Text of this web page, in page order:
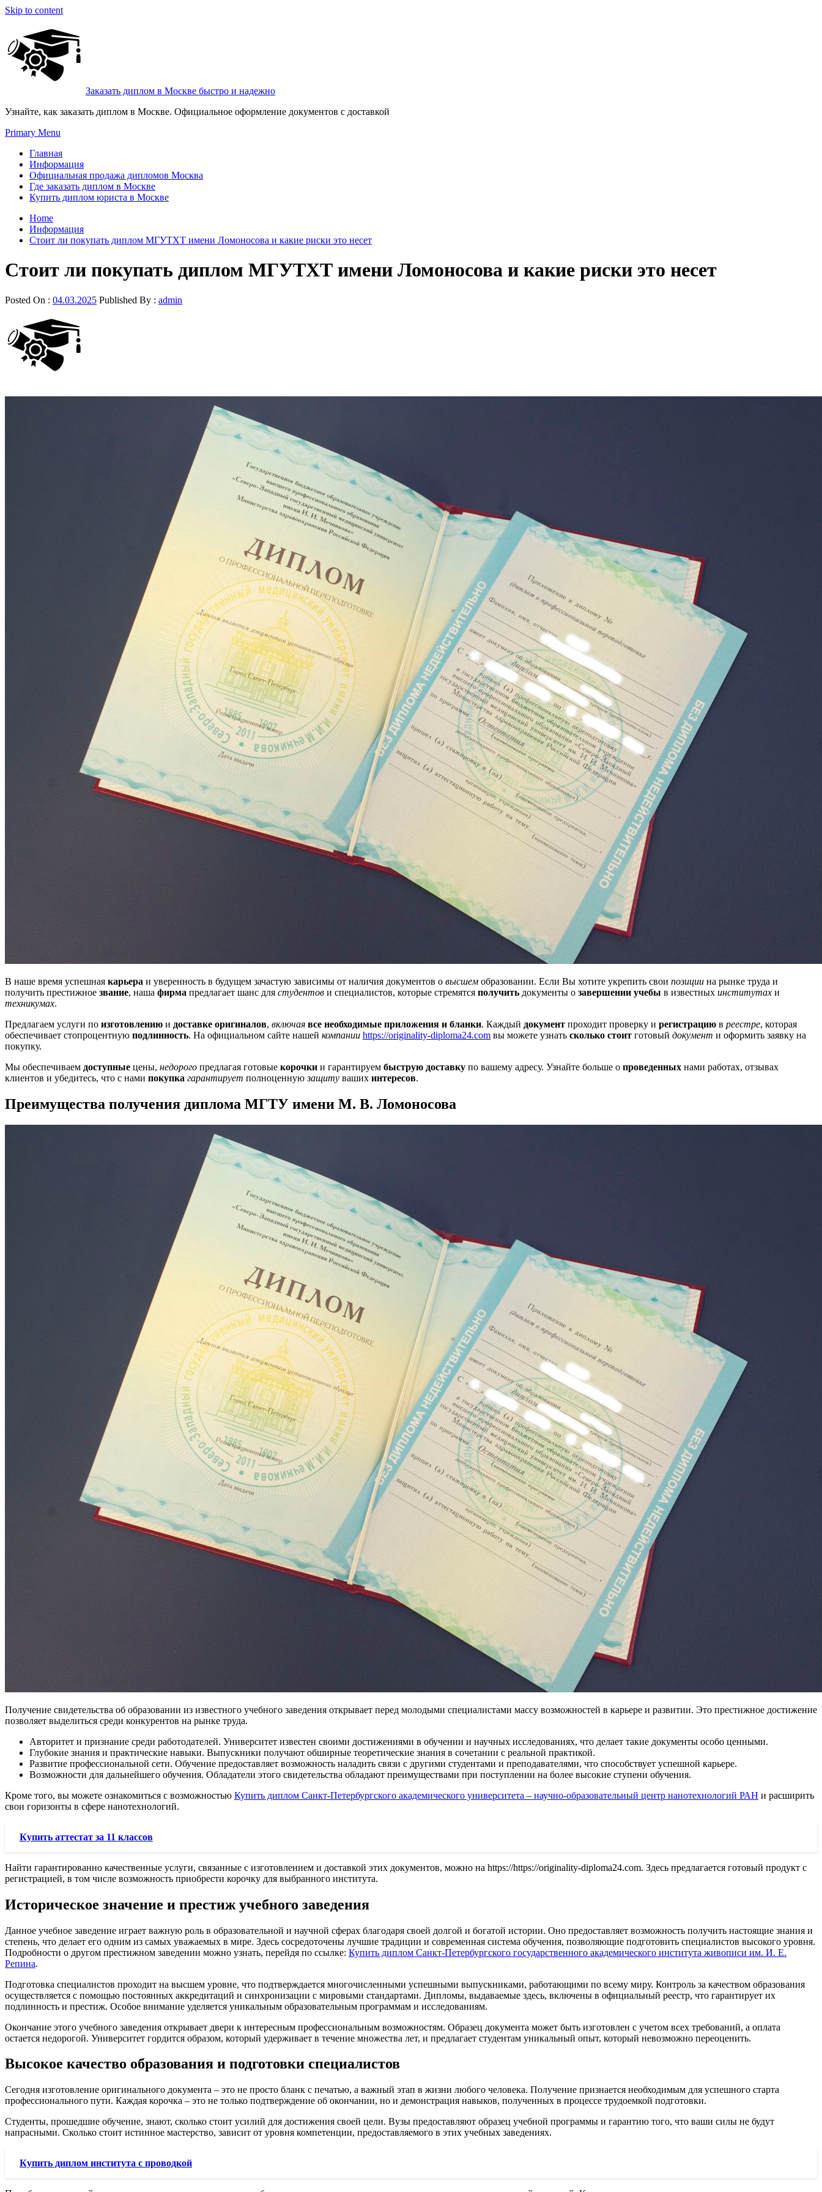
Skip to content
Заказать диплом в Москве быстро и надежно
Узнайте, как заказать диплом в Москве. Официальное оформление документов с доставкой
Primary Menu
Главная
Информация
Официальная продажа дипломов Москва
Где заказать диплом в Москве
Купить диплом юриста в Москве
Home
Информация
Стоит ли покупать диплом МГУТХТ имени Ломоносова и какие риски это несет
Стоит ли покупать диплом МГУТХТ имени Ломоносова и какие риски это несет
Posted On : 04.03.2025 Published By : admin
В наше время успешная карьера и уверенность в будущем зачастую зависимы от наличия документов о высшем образовании. Если Вы хотите укрепить свои позиции на рынке труда и
получить престижное звание, наша фирма предлагает шанс для студентов и специалистов, которые стремятся получить документы о завершении учебы в известных институтах и
техникумах.
Предлагаем услуги по изготовлению и доставке оригиналов, включая все необходимые приложения и бланки. Каждый документ проходит проверку и регистрацию в реестре, которая
обеспечивает стопроцентную подлинность. На официальном сайте нашей компании https://originality-diploma24.com вы можете узнать сколько стоит готовый документ и оформить заявку на
покупку.
Мы обеспечиваем доступные цены, недорого предлагая готовые корочки и гарантируем быструю доставку по вашему адресу. Узнайте больше о проведенных нами работах, отзывах
клиентов и убедитесь, что с нами покупка гарантирует полноценнуюзащиту ваших интересов.
Преимущества получения диплома МГТУ имени М. В. Ломоносова
Получение свидетельства об образовании из известного учебного заведения открывает перед молодыми специалистами массу возможностей в карьере и развитии. Это престижное достижение
позволяет выделиться среди конкурентов на рынке труда.
Авторитет и признание среди работодателей. Университет известен своими достижениями в обучении и научных исследованиях, что делает такие документы особо ценными.
Глубокие знания и практические навыки. Выпускники получают обширные теоретические знания в сочетании с реальной практикой.
Развитие профессиональной сети. Обучение предоставляет возможность наладить связи с другими студентами и преподавателями, что способствует успешной карьере.
Возможности для дальнейшего обучения. Обладатели этого свидетельства обладают преимуществами при поступлении на более высокие ступени обучения.
Кроме того, вы можете ознакомиться с возможностью Купить диплом Санкт-Петербургского академического университета – научно-образовательный центр нанотехнологий РАН и расширить
свои горизонты в сфере нанотехнологий.
Купить аттестат за 11 классов
Найти гарантированно качественные услуги, связанные с изготовлением и доставкой этих документов, можно на https://https://originality-diploma24.com. Здесь предлагается готовый продукт с
регистрацией, в том числе возможность приобрести корочку для выбранного института.
Историческое значение и престиж учебного заведения
Данное учебное заведение играет важную роль в образовательной и научной сферах благодаря своей долгой и богатой истории. Оно предоставляет возможность получить настоящие знания и
степень, что делает его одним из самых уважаемых в мире. Здесь сосредоточены лучшие традиции и современная система обучения, позволяющие подготовить специалистов высокого уровня.
Подробности о другом престижном заведении можно узнать, перейдя по ссылке: Купить диплом Санкт-Петербургского государственного академического института живописи им. И. Е.
Репина.
Подготовка специалистов проходит на высшем уровне, что подтверждается многочисленными успешными выпускниками, работающими по всему миру. Контроль за качеством образования
осуществляется с помощью постоянных аккредитаций и синхронизации с мировыми стандартами. Дипломы, выдаваемые здесь, включены в официальный реестр, что гарантирует их
подлинность и престиж. Особое внимание уделяется уникальным образовательным программам и исследованиям.
Окончание этого учебного заведения открывает двери к интересным профессиональным возможностям. Образец документа может быть изготовлен с учетом всех требований, а оплата
остается недорогой. Университет гордится образом, который удерживает в течение множества лет, и предлагает студентам уникальный опыт, который невозможно переоценить.
Высокое качество образования и подготовки специалистов
Сегодня изготовление оригинального документа – это не просто бланк с печатью, а важный этап в жизни любого человека. Получение признается необходимым для успешного старта
профессионального пути. Каждая корочка – это не только подтверждение об окончании, но и демонстрация навыков, полученных в процессе трудоемкой подготовки.
Студенты, прошедшие обучение, знают, сколько стоит усилий для достижения своей цели. Вузы предоставляют образец учебной программы и гарантию того, что ваши силы не будут
напрасными. Сколько стоит истинное мастерство, зависит от уровня компетенции, предоставляемого в этих учебных заведениях.
Купить диплом института с проводкой